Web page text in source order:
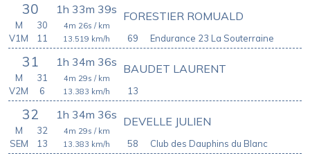
30 1h 33m 39s
69
FORESTIER ROMUALD
4m 26s / km
13.519 km/h
M
30
V1M
11 Endurance 23 La Souterraine
31 1h 34m 36s
13
BAUDET LAURENT
4m 29s / km
13.383 km/h
M
31
V2M
6
32 1h 34m 36s
58
DEVELLE JULIEN
4m 29s / km
13.383 km/h
M
32
SEM
13 Club des Dauphins du Blanc